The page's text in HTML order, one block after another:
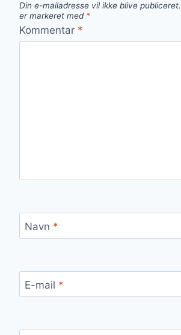
Din e-mailadresse vil ikke blive publiceret.
er markeret med *
Kommentar *
Navn *
E-mail *